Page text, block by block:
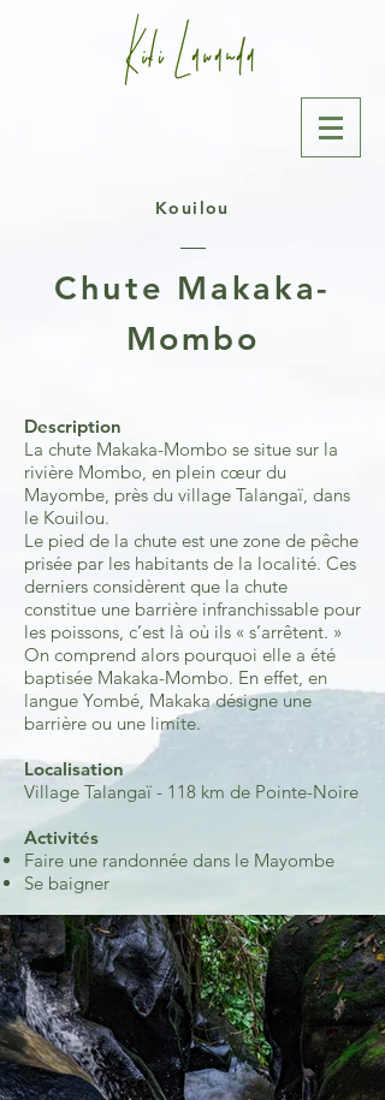
Kouilou
Chute Makaka-
Mombo
Description
La chute Makaka-Mombo se situe sur la
rivière Mombo, en plein cœur du
Mayombe, près du village Talangaï, dans
le Kouilou.
Le pied de la chute est une zone de pêche
prisée par les habitants de la localité. Ces
derniers considèrent que la chute
constitue une barrière infranchissable pour
les poissons, c’est là où ils « s’arrêtent. »
On comprend alors pourquoi elle a été
baptisée Makaka-Mombo. En effet, en
langue Yombé, Makaka désigne une
barrière ou une limite.
Localisation
Village Talangaï - 118 km de Pointe-Noire
Activités
Faire une randonnée dans le Mayombe
Se baigner